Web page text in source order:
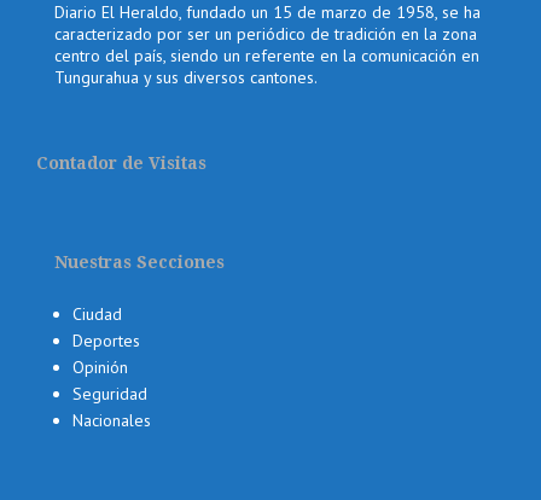
Diario El Heraldo, fundado un 15 de marzo de 1958, se ha
caracterizado por ser un periódico de tradición en la zona
centro del país, siendo un referente en la comunicación en
Tungurahua y sus diversos cantones.
Contador de Visitas
Nuestras Secciones
Ciudad
Deportes
Opinión
Seguridad
Nacionales